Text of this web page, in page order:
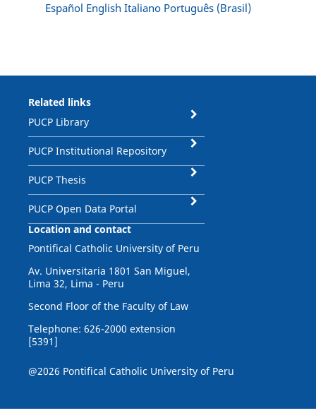
Español English Italiano Português (Brasil)
Related links
PUCP Library
PUCP Institutional Repository
PUCP Thesis
PUCP Open Data Portal
Location and contact
Pontifical Catholic University of Peru
Av. Universitaria 1801 San Miguel,
Lima 32, Lima - Peru
Second Floor of the Faculty of Law
Telephone: 626-2000 extension
[5391]
@2026 Pontifical Catholic University of Peru